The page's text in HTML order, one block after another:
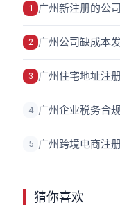
1 广州新注册的公
2 广州公司缺成本
3 广州住宅地址注
4 广州企业税务合
5 广州跨境电商注
猜你喜欢